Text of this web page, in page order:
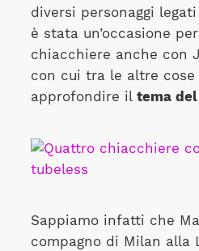
diversi personaggi
è stata un’occasione
chiacchiere anche con
con cui tra le altre
approfondire il tema
Sappiamo infatti che
compagno di Milan alla